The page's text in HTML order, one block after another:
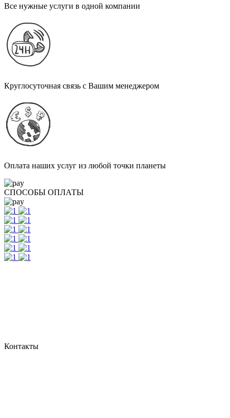
Все нужные услуги в одной компании
Круглосуточная связь с Вашим менеджером
Оплата наших услуг из любой точки планеты
СПОСОБЫ ОПЛАТЫ
Контакты